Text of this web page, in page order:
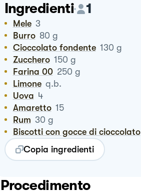
Ingredienti 1
Mele 3
Burro 80 g
Cioccolato fondente 130 g
Zucchero 150 g
Farina 00 250 g
Limone q.b.
Uova 4
Amaretto 15
Rum 30 g
Biscotti con gocce di cioccolato
Copia ingredienti
Procedimento